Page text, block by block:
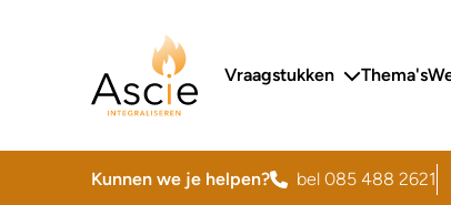
Ascie
Primair
Vraagstukken Thema's
Kunnen we je helpen? bel 085 488 2621